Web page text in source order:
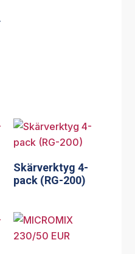
Skärverktyg 4-
pack (RG-200)